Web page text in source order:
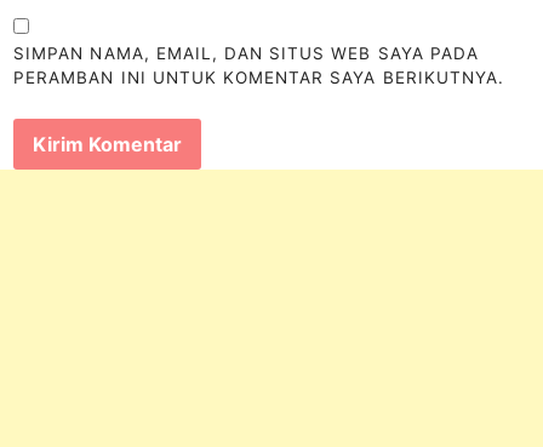
SIMPAN NAMA, EMAIL, DAN SITUS WEB SAYA PADA
PERAMBAN INI UNTUK KOMENTAR SAYA BERIKUTNYA.